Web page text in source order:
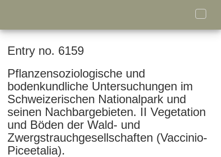
Toggle
Entry no. 6159
Pflanzensoziologische und
bodenkundliche Untersuchungen im
Schweizerischen Nationalpark und
seinen Nachbargebieten. II Vegetation
und Böden der Wald- und
Zwergstrauchgesellschaften (Vaccinio-
Piceetalia).